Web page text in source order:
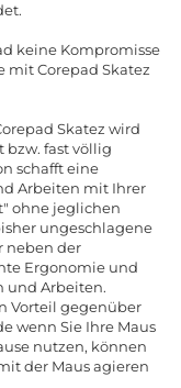
keine Kompromisse
mit Corepad Skatez
Skatez wird
fast völlig
schafft eine
Arbeiten mit Ihrer
ohne jeglichen
ungeschlagene
neben der
Ergonomie und
und Arbeiten.
Vorteil gegenüber
wenn Sie Ihre Maus
nutzen, können
der Maus agieren